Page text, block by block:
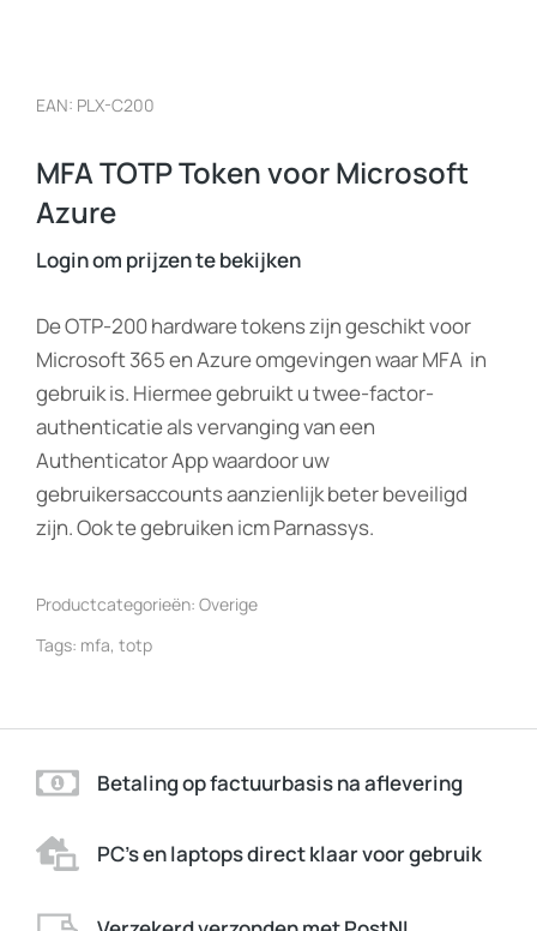
EAN: PLX-C200
MFA TOTP Token voor Microsoft
Azure
Login om prijzen te bekijken
De OTP-200 hardware tokens zijn geschikt voor
Microsoft 365 en Azure omgevingen waar MFA in
gebruik is. Hiermee gebruikt u twee-factor-
authenticatie als vervanging van een
Authenticator App waardoor uw
gebruikersaccounts aanzienlijk beter beveiligd
zijn. Ook te gebruiken icm Parnassys.
Productcategorieën: Overige
Tags: mfa, totp
Betaling op factuurbasis na aflevering
PC's en laptops direct klaar voor gebruik